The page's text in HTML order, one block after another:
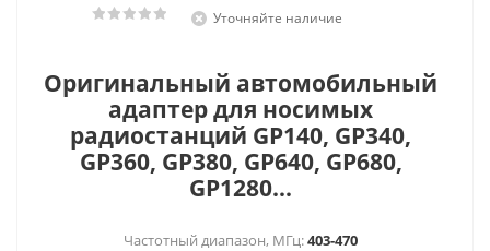
Уточняйте наличие
Оригинальный автомобильный
адаптер для носимых
радиостанций GP140, GP340,
GP360, GP380, GP640, GP680,
GP1280...
Частотный диапазон, МГц:403-470